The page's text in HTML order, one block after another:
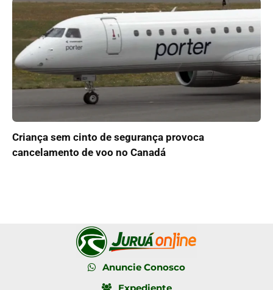
Criança sem cinto de segurança provoca
cancelamento de voo no Canadá
Anuncie Conosco
Expediente